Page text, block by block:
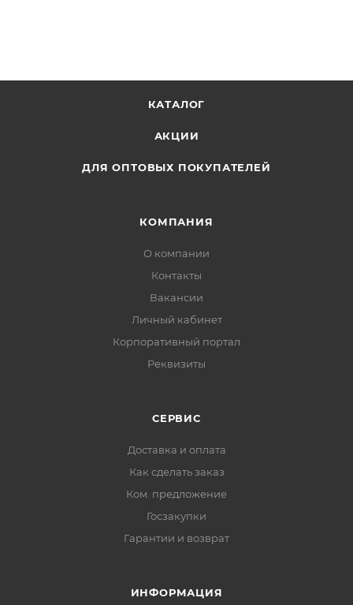
КАТАЛОГ
АКЦИИ
ДЛЯ ОПТОВЫХ ПОКУПАТЕЛЕЙ
КОМПАНИЯ
О компании
Контакты
Вакансии
Личный кабинет
Корпоративный портал
Реквизиты
СЕРВИС
Доставка и оплата
Как сделать заказ
Ком. предложение
Госзакупки
Гарантии и возврат
ИНФОРМАЦИЯ